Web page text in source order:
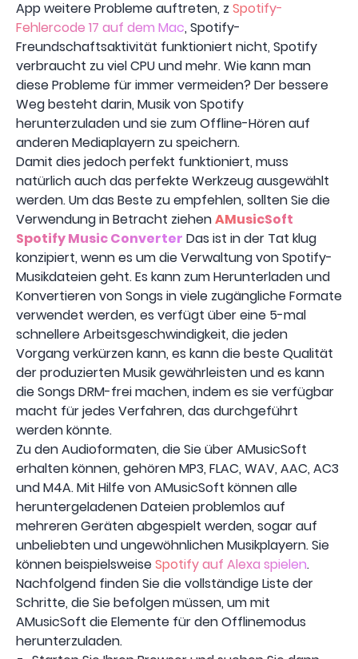
App weitere Probleme auftreten, z Spotify-
Fehlercode 17 auf dem Mac, Spotify-
Freundschaftsaktivität funktioniert nicht, Spotify
verbraucht zu viel CPU und mehr. Wie kann man
diese Probleme für immer vermeiden? Der bessere
Weg besteht darin, Musik von Spotify
herunterzuladen und sie zum Offline-Hören auf
anderen Mediaplayern zu speichern.
Damit dies jedoch perfekt funktioniert, muss
natürlich auch das perfekte Werkzeug ausgewählt
werden. Um das Beste zu empfehlen, sollten Sie die
Verwendung in Betracht ziehenAMusicSoft
Spotify Music Converter Das ist in der Tat klug
konzipiert, wenn es um die Verwaltung von Spotify-
Musikdateien geht. Es kann zum Herunterladen und
Konvertieren von Songs in viele zugängliche Formate
verwendet werden, es verfügt über eine 5-mal
schnellere Arbeitsgeschwindigkeit, die jeden
Vorgang verkürzen kann, es kann die beste Qualität
der produzierten Musik gewährleisten und es kann
die Songs DRM-frei machen, indem es sie verfügbar
macht für jedes Verfahren, das durchgeführt
werden könnte.
Zu den Audioformaten, die Sie über AMusicSoft
erhalten können, gehören MP3, FLAC, WAV, AAC, AC3
und M4A. Mit Hilfe von AMusicSoft können alle
heruntergeladenen Dateien problemlos auf
mehreren Geräten abgespielt werden, sogar auf
unbeliebten und ungewöhnlichen Musikplayern. Sie
können beispielsweiseSpotify auf Alexa spielen.
Nachfolgend finden Sie die vollständige Liste der
Schritte, die Sie befolgen müssen, um mit
AMusicSoft die Elemente für den Offlinemodus
herunterzuladen.